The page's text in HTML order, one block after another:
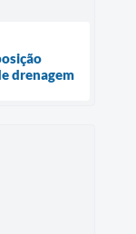
drenagem